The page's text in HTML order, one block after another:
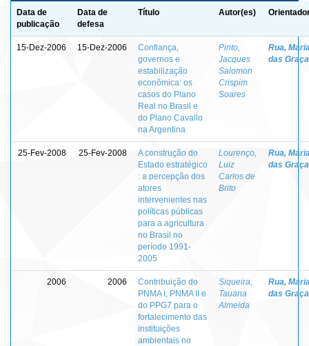
Data de
publicação
Data de
defesa
Título Autor(es)
15-Dez-2006 15-Dez-2006
Confiança,
governos e
estabilização
econômica: os
casos do Plano
Real no Brasil e
do Plano Cavallo
na Argentina
Pinto,
Jacques
Salomon
Crispim
Soares
Rua,
das
25-Fev-2008 25-Fev-2008
A construção do
Estado estratégico
: a percepção dos
atores
intervenientes nas
políticas públicas
para a agricultura
no Brasil no
período 1991-
2005
Lourenço,
Luiz
Carlos de
Brito
Rua,
das
2006 2006
Contribuição do
PNMA I, PNMA II e
do PPG7 para o
fortalecimento das
instituições
ambientais no
Siqueira,
Tauana
Almeida
Rua,
das